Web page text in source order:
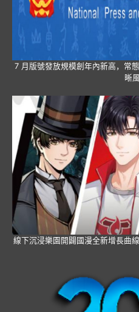
7 月版號發放規模創年內新高，常
晰
線下沉浸樂園開闢國漫全新增長曲